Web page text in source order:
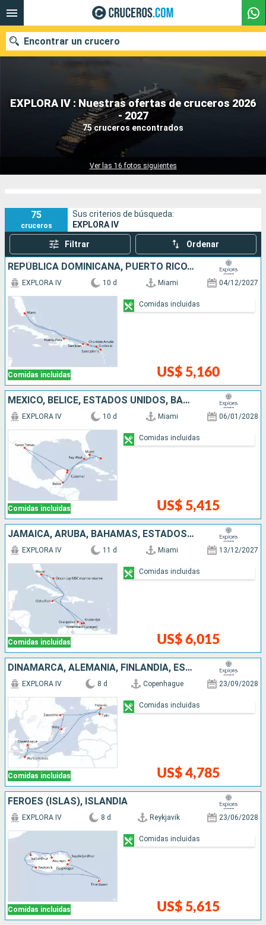
EXPLORA IV : Nuestras ofertas de cruceros 2026
- 2027
75 cruceros encontrados
Ver las 16 fotos siguientes
Encontrar un crucero
Nuestros destinos
Fecha de salida
Compañías
75
cruceros
Sus criterios de búsqueda:
EXPLORA IV
Filtrar Ordenar
REPÚBLICA DOMINICANA, PUERTO RICO, ANTIGUA Y BARBUDA, FRANCIA, ESTADOS UNIDOS
Comidas incluidas
EXPLORA IV 10 d Miami 04/12/2027
US$ 5,160
Comidas incluidas
MÉXICO, BELICE, ESTADOS UNIDOS, BAHAMAS
Comidas incluidas
EXPLORA IV 10 d Miami 06/01/2028
US$ 5,415
Comidas incluidas
JAMAICA, ARUBA, BAHAMAS, ESTADOS UNIDOS
Comidas incluidas
EXPLORA IV 11 d Miami 13/12/2027
US$ 6,015
Comidas incluidas
DINAMARCA, ALEMANIA, FINLANDIA, ESTONIA, SUECIA
Comidas incluidas
EXPLORA IV 8 d Copenhague 23/09/2028
US$ 4,785
Comidas incluidas
FÉROES (ISLAS), ISLANDIA
Comidas incluidas
EXPLORA IV 8 d Reykjavik 23/06/2028
US$ 5,615
Comidas incluidas